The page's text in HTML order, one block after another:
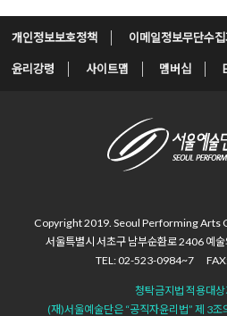
개인정보보호정책 이메일정보무단수
윤리강령 사이트맵 멤버십
Copyright 2019. Seoul Performing Arts
서울특별시 서초구 남부순환로 2406 예
TEL: 02-523-0984~7
청탁금지법 적용대
(재)서울예술단은 “공직자윤리법” 제 3조